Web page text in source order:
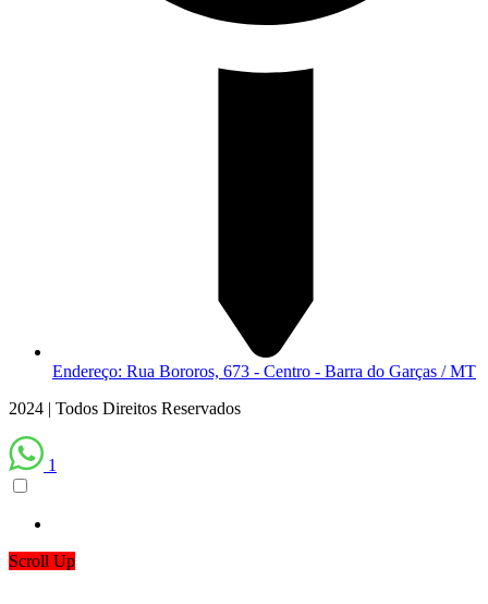
Endereço: Rua Bororos, 673 - Centro - Barra do Garças / MT
2024 | Todos Direitos Reservados
1
Scroll Up